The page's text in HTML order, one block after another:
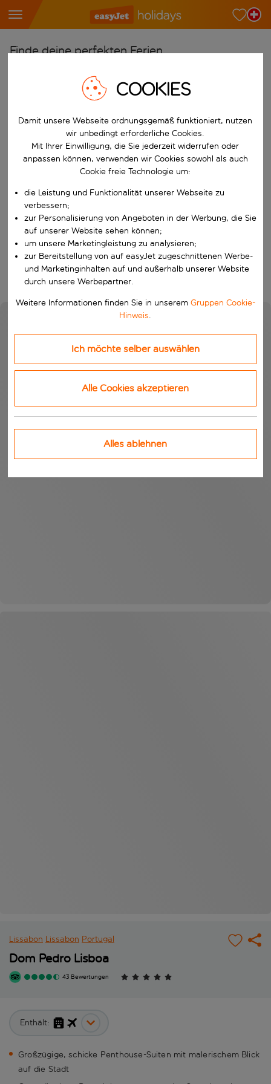
Finde deine perfekten Ferien
Wähle deine Flughäfen
Beginne mit der Eingabe für die automatische
Reiseziele finden
Nach
W&auml;hle ein Ab- und R&uuml;ckflugdatum aus.
Wähle deine Reisedaten
Wann
Wer
Suchen
Lissabon Lissabon Portugal
Dom Pedro Lisboa
43 Bewertungen
Enthält:
Großzügige, schicke Penthouse-Suiten mit malerischem Blick
auf die Stadt
COOKIES
Damit unsere Webseite ordnungsgemäß funktioniert, nutzen
wir unbedingt erforderliche Cookies.
Mit Ihrer Einwilligung, die Sie jederzeit widerrufen oder
anpassen können, verwenden wir Cookies sowohl als auch
Cookie freie Technologie um:
die Leistung und Funktionalität unserer Webseite zu
verbessern;
zur Personalisierung von Angeboten in der Werbung, die Sie
auf unserer Website sehen können;
um unsere Marketingleistung zu analysieren;
zur Bereitstellung von auf easyJet zugeschnittenen Werbe-
und Marketinginhalten auf und außerhalb unserer Website
durch unsere Werbepartner.
Weitere Informationen finden Sie in unserem Gruppen Cookie-
Hinweis.
Ich möchte selber auswählen
Alle Cookies akzeptieren
Alles ablehnen